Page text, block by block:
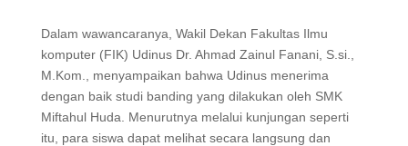
Dalam wawancaranya, Wakil Dekan Fakultas Ilmu
komputer (FIK) Udinus Dr. Ahmad Zainul Fanani, S.si.,
M.Kom., menyampaikan bahwa Udinus menerima
dengan baik studi banding yang dilakukan oleh SMK
Miftahul Huda. Menurutnya melalui kunjungan seperti
itu, para siswa dapat melihat secara langsung dan